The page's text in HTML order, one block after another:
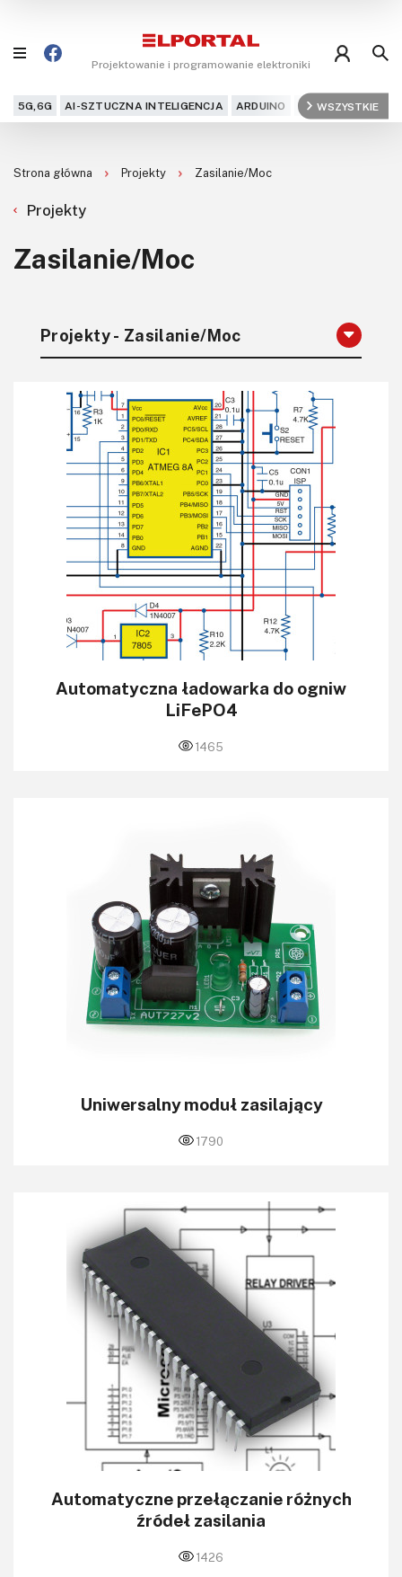
Projektowanie i programowanie elektroniki
5G,6G AI-SZTUCZNA INTELIGENCJA ARDUINO ARM AUDIO
WSZYSTKIE
DIY+
Dla Ciebie
KITy AVT
Kontakt
Newsletter
Magazyny
Archiwum
Do pobrania
Strona główna Projekty Zasilanie/Moc
Projekty
Zasilanie/Moc
Projekty - Zasilanie/Moc
Automatyczna ładowarka do ogniw
LiFePO4
1465
Uniwersalny moduł zasilający
1790
Automatyczne przełączanie różnych
źródeł zasilania
1426